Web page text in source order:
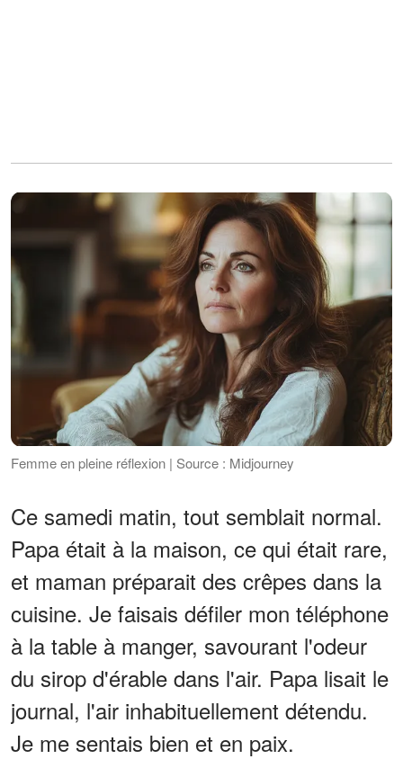
Femme en pleine réflexion | Source : Midjourney
Ce samedi matin, tout semblait normal.
Papa était à la maison, ce qui était rare,
et maman préparait des crêpes dans la
cuisine. Je faisais défiler mon téléphone
à la table à manger, savourant l'odeur
du sirop d'érable dans l'air. Papa lisait le
journal, l'air inhabituellement détendu.
Je me sentais bien et en paix.